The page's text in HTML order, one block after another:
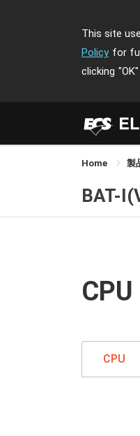
This site
Policy for
clicking "OK"
Home 製
BAT-
CPU
CPU